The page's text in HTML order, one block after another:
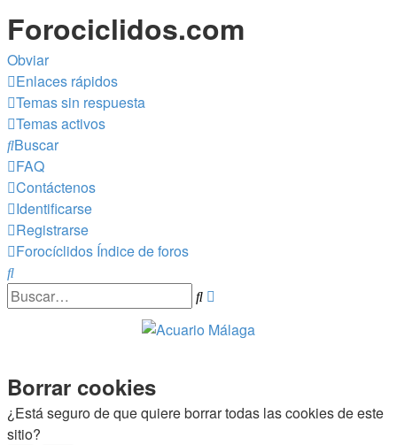
Forociclidos.com
Obviar
Enlaces rápidos
Temas sin respuesta
Temas activos
Buscar
FAQ
Contáctenos
Identificarse
Registrarse
Forocíclidos Índice de foros
Buscar
Buscar
Borrar cookies
¿Está seguro de que quiere borrar todas las cookies de este
sitio?